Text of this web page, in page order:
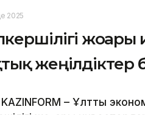
2025
жеңілдіктер
– Ұлттық